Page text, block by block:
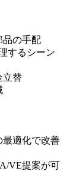
品の手配
するシーン
立替
最適化で改善
VE提案が可